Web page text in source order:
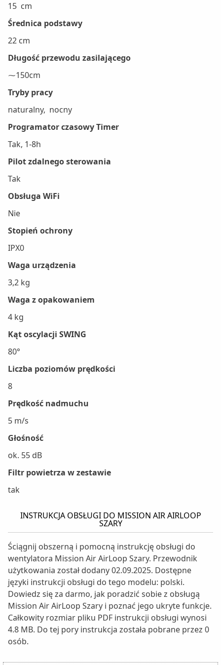
15 cm
Średnica podstawy
22 cm
Długość przewodu zasilającego
⁓150cm
Tryby pracy
naturalny, nocny
Programator czasowy Timer
Tak, 1-8h
Pilot zdalnego sterowania
Tak
Obsługa WiFi
Nie
Stopień ochrony
IPX0
Waga urządzenia
3,2 kg
Waga z opakowaniem
4 kg
Kąt oscylacji SWING
80°
Liczba poziomów prędkości
8
Prędkość nadmuchu
5 m/s
Głośność
ok. 55 dB
Filtr powietrza w zestawie
tak
INSTRUKCJA OBSŁUGI DO MISSION AIR AIRLOOP
SZARY
Ściągnij obszerną i pomocną instrukcję obsługi do
wentylatora Mission Air AirLoop Szary. Przewodnik
użytkowania został dodany 02.09.2025. Dostępne
języki instrukcji obsługi do tego modelu: polski.
Dowiedz się za darmo, jak poradzić sobie z obsługą
Mission Air AirLoop Szary i poznać jego ukryte funkcje.
Całkowity rozmiar pliku PDF instrukcji obsługi wynosi
4.8 MB. Do tej pory instrukcja została pobrane przez 0
osób.